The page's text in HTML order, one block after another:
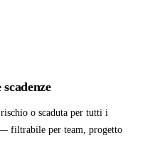
o scaduta per tutti i
filtrabile per team, progetto